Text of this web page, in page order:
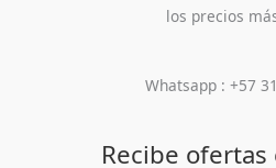
los precios
Whatsapp : +57
Recibe ofertas